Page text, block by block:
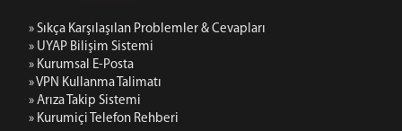
İletişim & Ulaşım
Telefon Rehberi
Kurumsal Kimlik
Site Hakkında
» Sıkça Karşılaşılan Problemler & Cevapları
» UYAP Bilişim Sistemi
» Kurumsal E-Posta
» VPN Kullanma Talimatı
» Arıza Takip Sistemi
» Kurumiçi Telefon Rehberi